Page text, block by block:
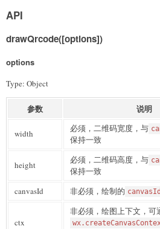
API
drawQrcode([options])
options
Type: Object
参数 说明
width 必须，二维码宽度，与
保持一致
height 必须，二维码高度，与
保持一致
canvasId 非必须，绘制的 canvasId
ctx
非必须，绘图上下文，可